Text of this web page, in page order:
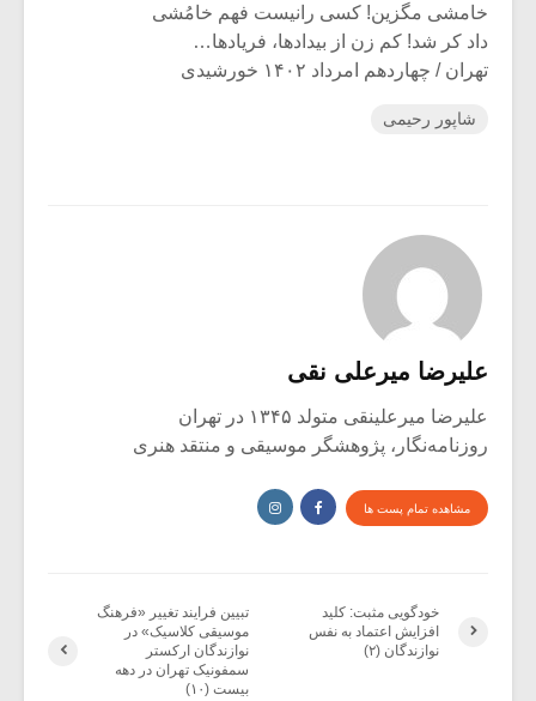
خامشی مگزین! کسی رانیست فهم خامُشی
داد کر شد! کم زن از بیدادها، فریادها…
تهران / چهاردهم امرداد ۱۴۰۲ خورشیدی
شاپور رحیمی
علیرضا میرعلی نقی
علیرضا میرعلینقی متولد ۱۳۴۵ در تهران
روزنامه‌نگار، پژوهشگر موسیقی و منتقد هنری
مشاهده تمام پست ها
تبیین فرایند تغییر «فرهنگ
موسیقی کلاسیک» در
نوازندگان ارکستر
سمفونیک تهران در دهه
بیست (۱۰)
خودگویی مثبت: کلید
افزایش اعتماد به نفس
نوازندگان (۲)